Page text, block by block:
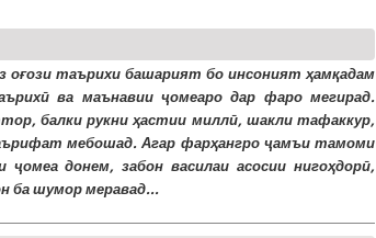
оғози таърихи башарият бо инсоният ҳамқадам
ва маънавии ҷомеаро дар фаро мегирад.
балки рукни ҳастии миллӣ, шакли тафаккур,
мебошад. Агар фарҳангро ҷамъи тамоми
донем, забон василаи асосии нигоҳдорӣ,
ба шумор меравад...